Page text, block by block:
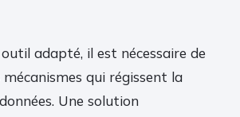
adapté, il est nécessaire de
qui régissent la
Une solution